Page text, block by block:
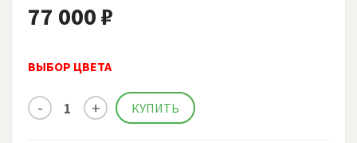
77 000 ₽
ВЫБОР ЦВЕТА